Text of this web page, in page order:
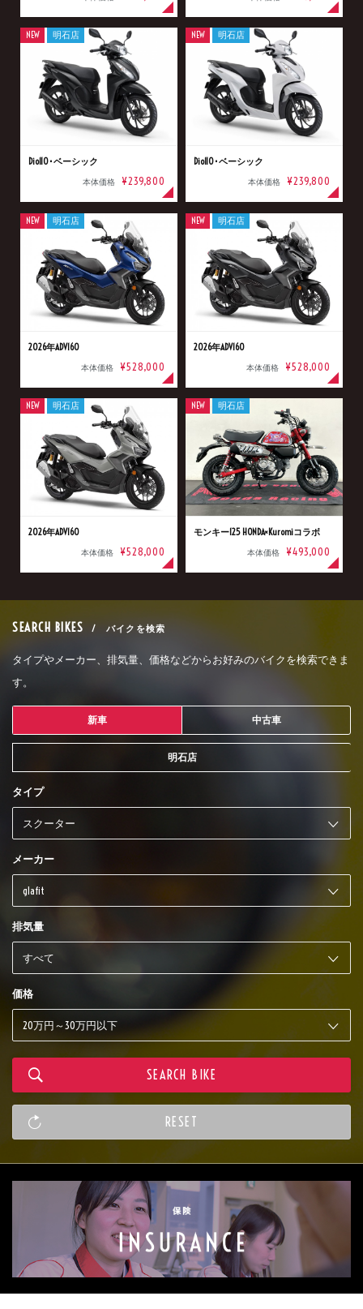
Dio110･ベーシック
本体価格 ¥239,800
NEW 明石店
Dio110･ベーシック
本体価格 ¥239,800
NEW 明石店
2026年ADV160
本体価格 ¥528,000
NEW 明石店
2026年ADV160
本体価格 ¥528,000
NEW 明石店
2026年ADV160
本体価格 ¥528,000
NEW 明石店
モンキー125 HONDA×Kuromiコラボ
本体価格 ¥493,000
NEW 明石店
SEARCH BIKES / バイクを検索
タイプやメーカー、排気量、価格などからお好みのバイクを検索できま
す。
新車 中古車
明石店
タイプ
メーカー
排気量
価格